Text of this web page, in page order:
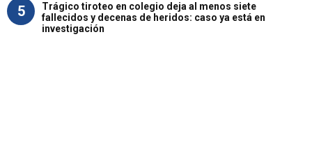
5
Trágico tiroteo en colegio deja al menos siete
fallecidos y decenas de heridos: caso ya está en
investigación